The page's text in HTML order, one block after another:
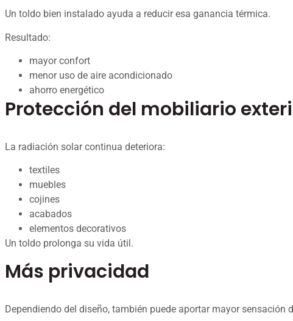
Un toldo bien instalado ayuda a reducir esa ganancia térmica.
Resultado:
mayor confort
menor uso de aire acondicionado
ahorro energético
Protección del mobiliario
La radiación solar continua deteriora:
textiles
muebles
cojines
acabados
elementos decorativos
Un toldo prolonga su vida útil.
Más privacidad
Dependiendo del diseño, también puede aportar mayor sensación